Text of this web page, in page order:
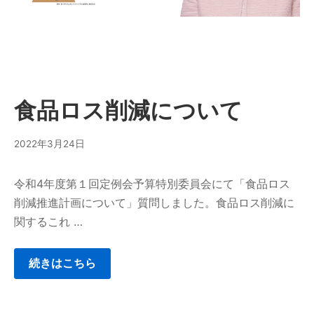
食品ロス削減について
2022年3月24日
令和4年度第１回定例会予算特別委員会にて「食品ロス
削減推進計画について」質問しました。食品ロス削減に
関するこれ …
続きはこちら